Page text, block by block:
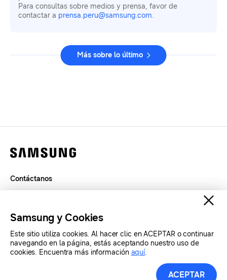
Para consultas sobre medios y prensa, favor de
contactar a prensa.peru@samsung.com.
Más sobre lo último
Contáctanos
SAMSUNG.COM
Copyright© SAMSUNG Todos los derechos reservados.
Samsung y Cookies
Este sitio utiliza cookies. Al hacer clic en ACEPTAR o continuar
navegando en la página, estás aceptando nuestro uso de
cookies. Encuentra más información aquí.
ACEPTAR